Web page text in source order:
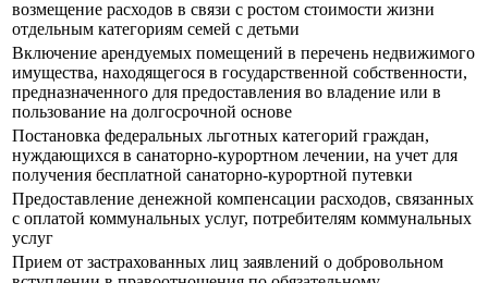
возмещение расходов в связи с ростом стоимости жизни
отдельным категориям семей с детьми
Включение арендуемых помещений в перечень недвижимого
имущества, находящегося в государственной собственности,
предназначенного для предоставления во владение или в
пользование на долгосрочной основе
Постановка федеральных льготных категорий граждан,
нуждающихся в санаторно-курортном лечении, на учет для
получения бесплатной санаторно-курортной путевки
Предоставление денежной компенсации расходов, связанных
с оплатой коммунальных услуг, потребителям коммунальных
услуг
Прием от застрахованных лиц заявлений о добровольном